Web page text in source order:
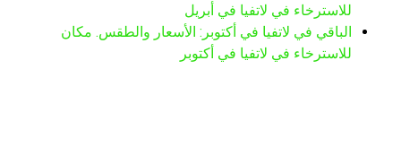
للاسترخاء في لاتفيا في أبريل
الباقي في لاتفيا في أكتوبر: الأسعار والطقس. مكان
للاسترخاء في لاتفيا في أكتوبر